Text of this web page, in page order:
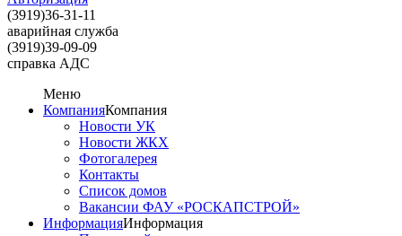
(3919)36-31-11
аварийная служба
(3919)39-09-09
справка АДС
Меню
КомпанияКомпания
Новости УК
Новости ЖКХ
Фотогалерея
Контакты
Список домов
Вакансии ФАУ «РОСКАПСТРОЙ»
ИнформацияИнформация